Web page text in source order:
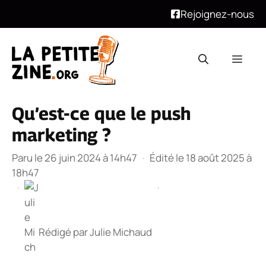
Rejoignez-nous
contenu
Qu’est-ce que le push
marketing ?
Paru le 26 juin 2024 à 14h47 · Édité le 18 août 2025 à
18h47
·
Rédigé parJulie Michaud
·